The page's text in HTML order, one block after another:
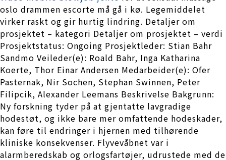
oslo drammen escorte må gå i kø. Legemiddelet
virker raskt og gir hurtig lindring. Detaljer om
prosjektet – kategori Detaljer om prosjektet – verdi
Prosjektstatus: Ongoing Prosjektleder: Stian Bahr
Sandmo Veileder(e): Roald Bahr, Inga Katharina
Koerte, Thor Einar Andersen Medarbeider(e): Ofer
Pasternak, Nir Sochen, Stephan Swinnen, Peter
Filipcik, Alexander Leemans Beskrivelse Bakgrunn:
Ny forskning tyder på at gjentatte lavgradige
hodestøt, og ikke bare mer omfattende hodeskader,
kan føre til endringer i hjernen med tilhørende
kliniske konsekvenser. Flyvevåbnet var i
alarmberedskab og orlogsfartøjer, udrustede med de